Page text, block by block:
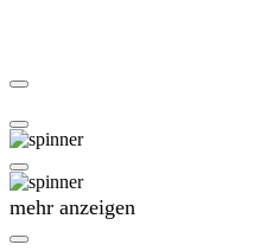
mehr anzeigen